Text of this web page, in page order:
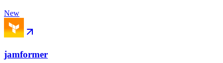
New
jamformer